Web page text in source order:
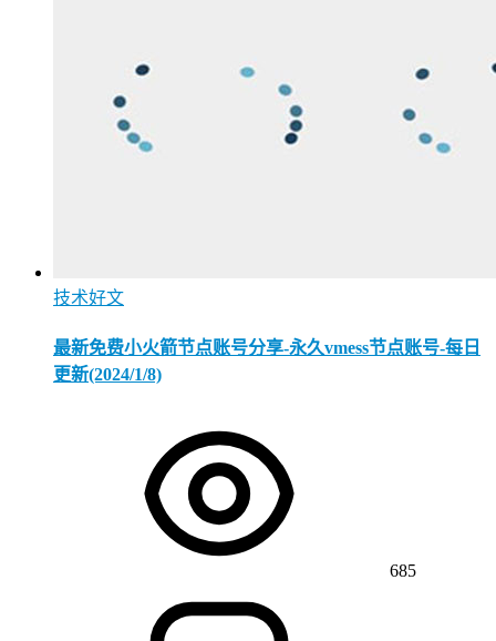
技术好文
最新免费小火箭节点账号分享-永久vmess节点账号-每日
更新(2024/1/8)
685